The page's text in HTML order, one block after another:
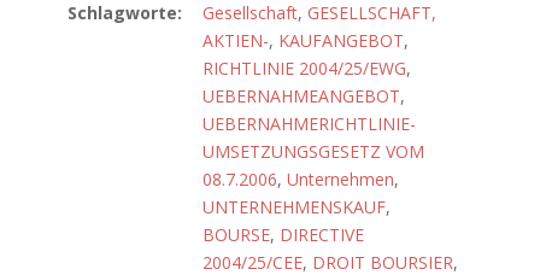
Schlagworte:
Gesellschaft, GESELLSCHAFT,
AKTIEN-, KAUFANGEBOT,
RICHTLINIE 2004/25/EWG,
UEBERNAHMEANGEBOT,
UEBERNAHMERICHTLINIE-
UMSETZUNGSGESETZ VOM
08.7.2006, Unternehmen,
UNTERNEHMENSKAUF,
BOURSE, DIRECTIVE
2004/25/CEE, DROIT BOURSIER,